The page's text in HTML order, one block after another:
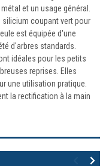
et un usage général.
silicium coupant vert pour
est équipée d'une
d'arbres standards.
idéales pour les petits
reprises. Elles
une utilisation pratique.
la rectification à la main